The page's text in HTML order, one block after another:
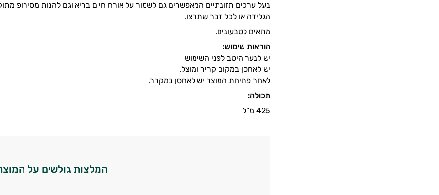
בעל ערכים תזונתיים המאפשרים גם לשמור על אורח חיים בריא וגם להנות מסירופ
הגלידה או לכל דבר שתרצו.
מתאים לטבעונים.
הוראות שימוש:
יש לנער היטב לפני השימוש
יש לאחסן במקום קריר ומוצל.
לאחר פתיחת המוצר יש לאחסן במקרר.
תכולה:
425 מ”ל
המלצות גולשים על